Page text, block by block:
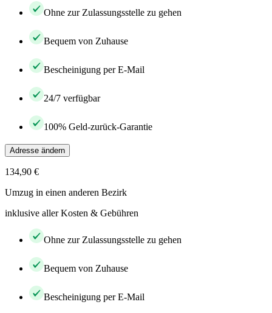
Ohne zur Zulassungsstelle zu gehen
Bequem von Zuhause
Bescheinigung per E-Mail
24/7 verfügbar
100% Geld-zurück-Garantie
Adresse ändern
134,90 €
Umzug in einen anderen Bezirk
inklusive aller Kosten & Gebühren
Ohne zur Zulassungsstelle zu gehen
Bequem von Zuhause
Bescheinigung per E-Mail